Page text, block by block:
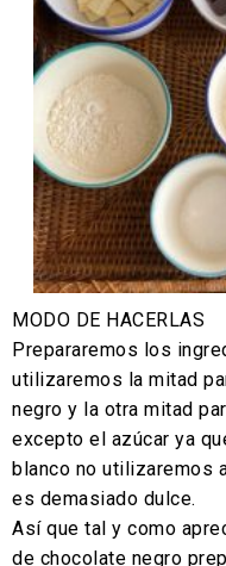
MODO DE HACERLAS
Prepararemos los
utilizaremos la mitad
negro y la otra mitad
excepto el azúcar ya
blanco no utilizaremos
es demasiado dulce.
Así que tal y como
de chocolate negro